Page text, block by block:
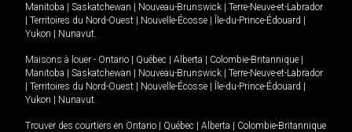
Manitoba | Saskatchewan | Nouveau-Brunswick | Terre-Neuve-et-Labrador
| Territoires du Nord-Ouest | Nouvelle-Écosse | Île-du-Prince-Édouard |
Yukon | Nunavut
Maisons à louer - Ontario | Québec | Alberta | Colombie-Britannique |
Manitoba | Saskatchewan | Nouveau-Brunswick | Terre-Neuve-et-Labrador
| Territoires du Nord-Ouest | Nouvelle-Écosse | Île-du-Prince-Édouard |
Yukon | Nunavut
Trouver des courtiers en Ontario | Québec | Alberta | Colombie-Britannique